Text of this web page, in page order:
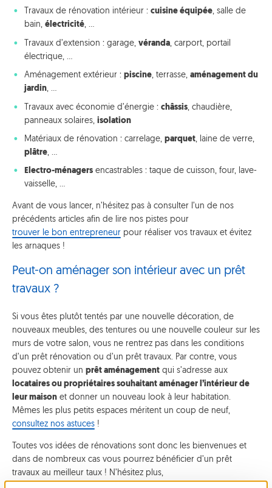
Travaux de rénovation intérieur : cuisine équipée, salle de
bain, électricité, …
Travaux d’extension : garage, véranda, carport, portail
électrique, …
Aménagement extérieur : piscine, terrasse, aménagement du
jardin, …
Travaux avec économie d’énergie : châssis, chaudière,
panneaux solaires, isolation
Matériaux de rénovation : carrelage, parquet, laine de verre,
plâtre, …
Electro-ménagersencastrables : taque de cuisson, four, lave-
vaisselle, …
Avant de vous lancer, n’hésitez pas à consulter l’un de nos
précédents articles afin de lire nos pistes pour
trouver le bon entrepreneur pour réaliser vos travaux et évitez
les arnaques !
Peut-on aménager son intérieur avec un prêt
travaux ?
Si vous êtes plutôt tentés par une nouvelle décoration, de
nouveaux meubles, des tentures ou une nouvelle couleur sur les
murs de votre salon, vous ne rentrez pas dans les conditions
d’un prêt rénovation ou d’un prêt travaux. Par contre, vous
pouvez obtenir un prêt aménagement qui s’adresse aux
locataires ou propriétaires souhaitant aménager l’intérieur de
leur maison et donner un nouveau look à leur habitation.
Mêmes les plus petits espaces méritent un coup de neuf,
consultez nos astuces !
Toutes vos idées de rénovations sont donc les bienvenues et
dans de nombreux cas vous pourrez bénéficier d’un prêt
travaux au meilleur taux ! N’hésitez plus,